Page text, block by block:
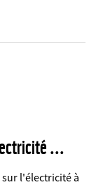
...
sur l'électricité à